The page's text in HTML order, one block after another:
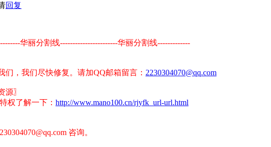
回复
华丽分割线-----------------------华丽分割线-------------
，我们尽快修复。请加QQ邮箱留言： 2230304070@qq.com
源〗
权了解一下： http://www.mano100.cn/rjyfk_url-url.html
咨询。